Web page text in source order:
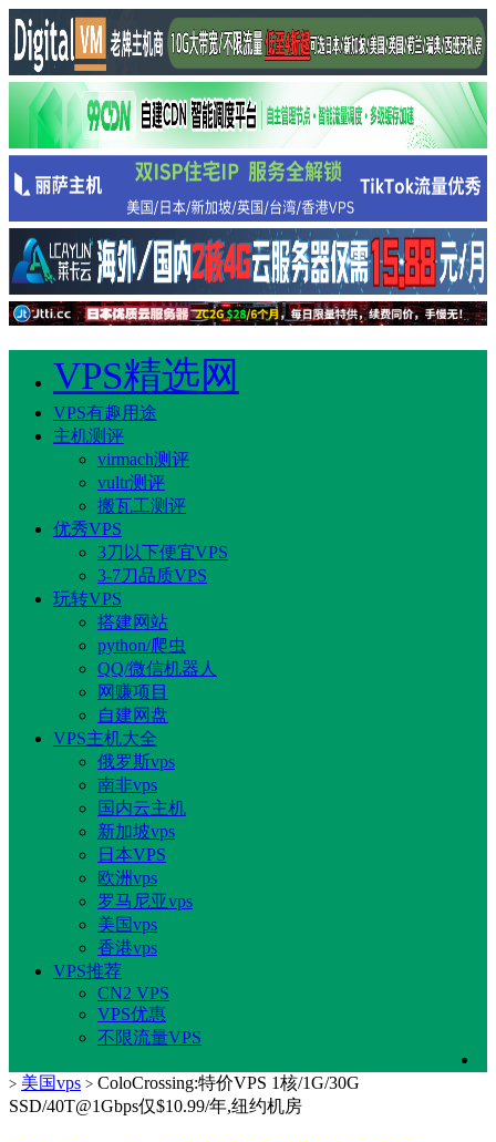
VPS精选网
VPS有趣用途
主机测评
virmach测评
vultr测评
搬瓦工测评
优秀VPS
3刀以下便宜VPS
3-7刀品质VPS
玩转VPS
搭建网站
python/爬虫
QQ/微信机器人
网赚项目
自建网盘
VPS主机大全
俄罗斯vps
南非vps
国内云主机
新加坡vps
日本VPS
欧洲vps
罗马尼亚vps
美国vps
香港vps
VPS推荐
CN2 VPS
VPS优惠
不限流量VPS
> 美国vps > ColoCrossing:特价VPS 1核/1G/30G
SSD/40T@1Gbps仅$10.99/年,纽约机房